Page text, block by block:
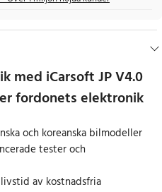
med iCarsoft JP V4.0
fordonets elektronik
och koreanska bilmodeller
tester och
av kostnadsfria